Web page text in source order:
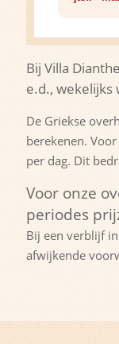
Bij Villa
e.d., wekelijks
De Griekse
berekenen.
per dag. Dit
Voor onze
periodes
Bij een verblijf
afwijkende